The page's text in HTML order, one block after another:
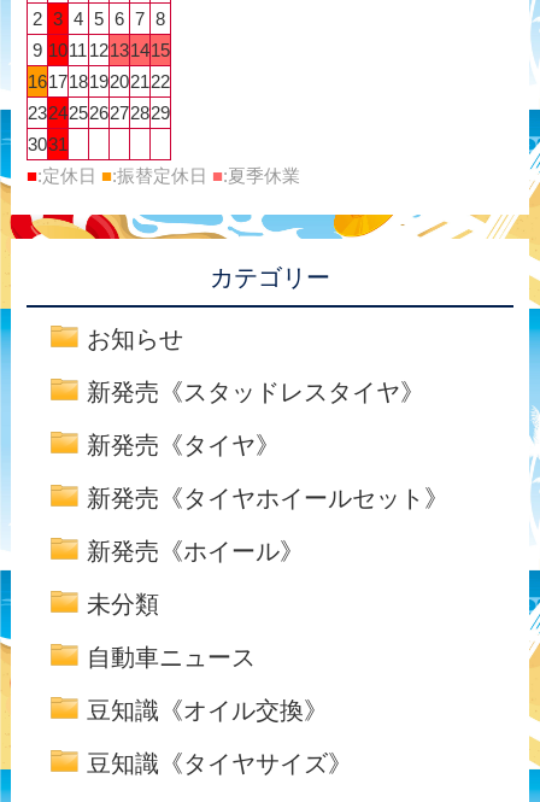
2 3 4 5 6 7 8
9 1011 12131415
16171819202122
23242526272829
3031
■:定休日 ■:振替定休日 ■:夏季休業
カテゴリー
お知らせ
新発売《スタッドレスタイヤ》
新発売《タイヤ》
新発売《タイヤホイールセット》
新発売《ホイール》
未分類
自動車ニュース
豆知識《オイル交換》
豆知識《タイヤサイズ》